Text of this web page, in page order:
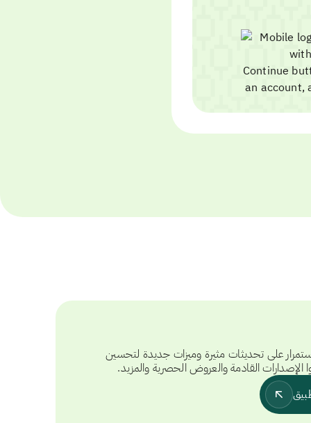
على تحديثات مثيرة وميزات جديدة لتحسين
الإصدارات القادمة والعروض الحصرية والمزيد.